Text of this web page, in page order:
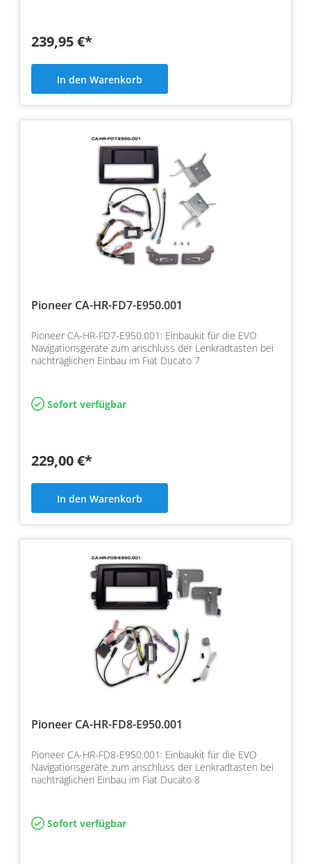
239,95 €*
In den Warenkorb
Pioneer CA-HR-FD7-E950.001
Pioneer CA-HR-FD7-E950.001: Einbaukit für die EVO
Navigationsgeräte zum anschluss der Lenkradtasten bei
nachträglichen Einbau im Fiat Ducato 7
Sofort verfügbar
229,00 €*
In den Warenkorb
Pioneer CA-HR-FD8-E950.001
Pioneer CA-HR-FD8-E950.001: Einbaukit für die EVO
Navigationsgeräte zum anschluss der Lenkradtasten bei
nachträglichen Einbau im Fiat Ducato 8
Sofort verfügbar